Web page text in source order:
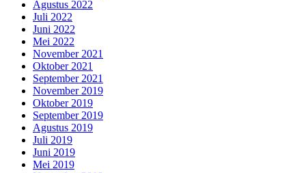
Agustus 2022
Juli 2022
Juni 2022
Mei 2022
November 2021
Oktober 2021
September 2021
November 2019
Oktober 2019
September 2019
Agustus 2019
Juli 2019
Juni 2019
Mei 2019